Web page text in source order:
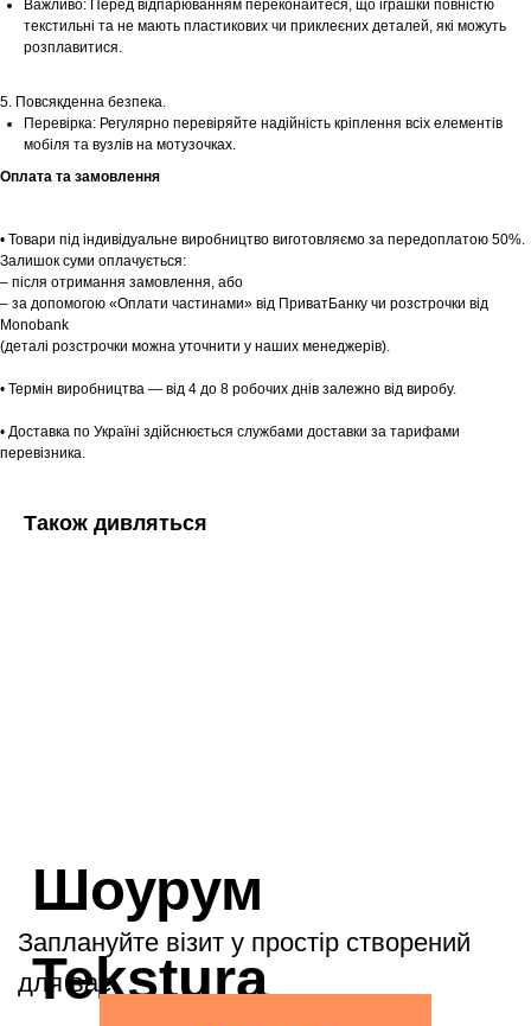
Важливо: Перед відпарюванням переконайтеся, що іграшки повністю
текстильні та не мають пластикових чи приклеєних деталей, які можуть
розплавитися.
5. Повсякденна безпека.
Перевірка: Регулярно перевіряйте надійність кріплення всіх елементів
мобіля та вузлів на мотузочках.
Оплата та замовлення
• Товари під індивідуальне виробництво виготовляємо за передоплатою 50%.
Залишок суми оплачується:
– після отримання замовлення, або
– за допомогою «Оплати частинами» від ПриватБанку чи розстрочки від
Monobank
(деталі розстрочки можна уточнити у наших менеджерів).
• Термін виробництва — від 4 до 8 робочих днів залежно від виробу.
• Доставка по Україні здійснюється службами доставки за тарифами
перевізника.
Також дивляться
Шоурум
Tekstura
Заплануйте візит у простір створений
Записатися